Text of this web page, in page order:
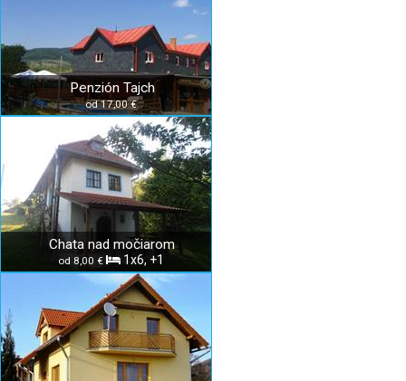
Penzión Tajch
od 17,00 €
Chata nad močiarom
od 8,00 € 1x6, +1